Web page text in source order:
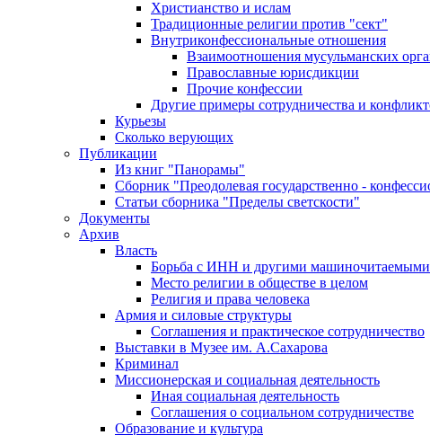
Христианство и ислам
Традиционные религии против "сект"
Внутриконфессиональные отношения
Взаимоотношения мусульманских
Православные юрисдикции
Прочие конфессии
Другие примеры сотрудничества и
Курьезы
Сколько верующих
Публикации
Из книг "Панорамы"
Сборник "Преодолевая государственно -
Статьи сборника "Пределы светскости"
Документы
Архив
Власть
Борьба с ИНН и другими машиночитаемыми
Место религии в обществе в целом
Религия и права человека
Армия и силовые структуры
Соглашения и практическое сотрудничество
Выставки в Музее им. А.Сахарова
Криминал
Миссионерская и социальная деятельность
Иная социальная деятельность
Соглашения о социальном сотрудничестве
Образование и культура